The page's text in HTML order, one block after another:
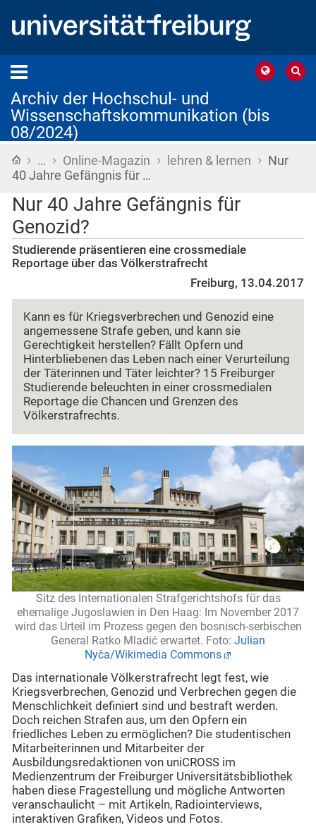
Archiv der Hochschul- und
Wissenschaftskommunikation (bis
08/2024)
Startseite
› … › Online-Magazin › lehren & lernen › Nur
40 Jahre Gefängnis für …
Nur 40 Jahre Gefängnis für
Genozid?
Studierende präsentieren eine crossmediale
Reportage über das Völkerstrafrecht
Freiburg, 13.04.2017
Kann es für Kriegsverbrechen und Genozid eine
angemessene Strafe geben, und kann sie
Gerechtigkeit herstellen? Fällt Opfern und
Hinterbliebenen das Leben nach einer Verurteilung
der Täterinnen und Täter leichter? 15 Freiburger
Studierende beleuchten in einer crossmedialen
Reportage die Chancen und Grenzen des
Völkerstrafrechts.
Sitz des Internationalen Strafgerichtshofs für das
ehemalige Jugoslawien in Den Haag: Im November 2017
wird das Urteil im Prozess gegen den bosnisch-serbischen
General Ratko Mladić erwartet. Foto: Julian
Nyča/Wikimedia Commons
Das internationale Völkerstrafrecht legt fest, wie
Kriegsverbrechen, Genozid und Verbrechen gegen die
Menschlichkeit definiert sind und bestraft werden.
Doch reichen Strafen aus, um den Opfern ein
friedliches Leben zu ermöglichen? Die studentischen
Mitarbeiterinnen und Mitarbeiter der
Ausbildungsredaktionen von uniCROSS im
Medienzentrum der Freiburger Universitätsbibliothek
haben diese Fragestellung und mögliche Antworten
veranschaulicht – mit Artikeln, Radiointerviews,
interaktiven Grafiken, Videos und Fotos.